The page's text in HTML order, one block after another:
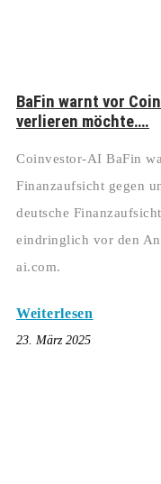
BaFin warnt vor
verlieren möchte….
Coinvestor-AI BaFin
Finanzaufsicht gegen
deutsche
eindringlich vor den
ai.com.
Weiterlesen
23. März 2025